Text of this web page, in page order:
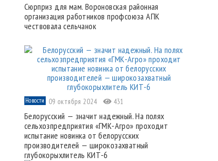
Сюрприз для мам. Вороновская районная
организация работников профсоюза АПК
чествовала сельчанок
Новости 09 октября 2024 431
Белорусский — значит надежный. На полях
сельхозпредприятия «ГМК-Агро» проходит
испытание новинка от белорусских
производителей — широкозахватный
глубокорыхлитель КИТ-6